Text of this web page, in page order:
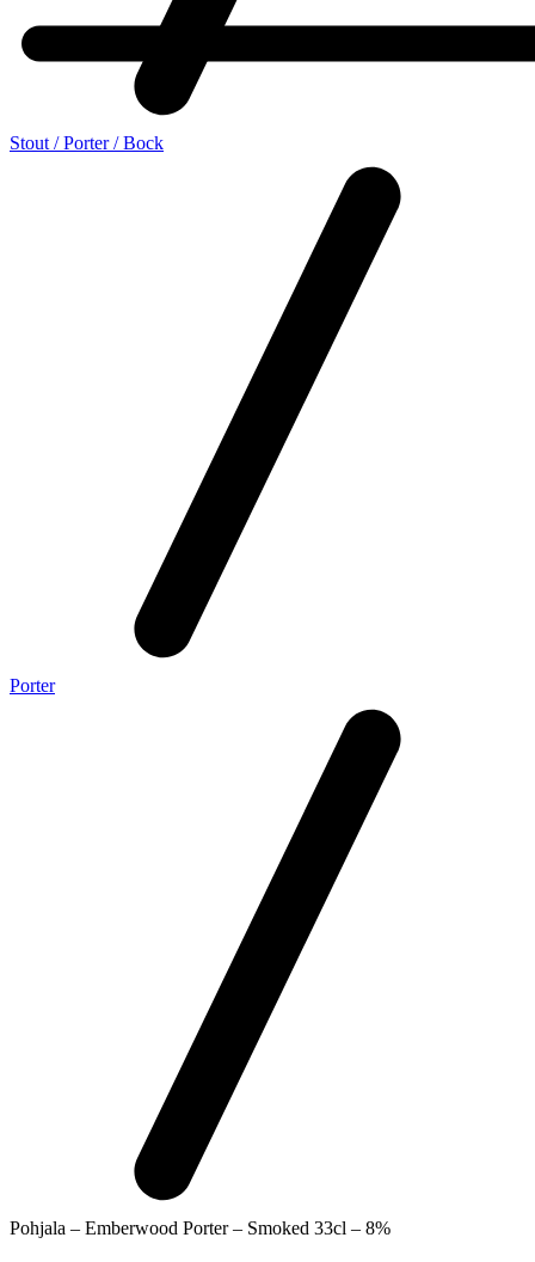
Stout / Porter / Bock
Porter
Pohjala – Emberwood Porter – Smoked 33cl – 8%